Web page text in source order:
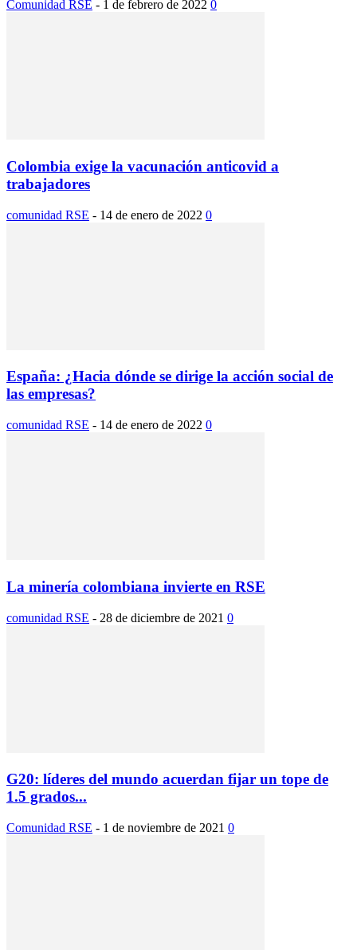
Comunidad RSE - 1 de febrero de 2022 0
Colombia exige la vacunación anticovid a
trabajadores
comunidad RSE - 14 de enero de 2022 0
España: ¿Hacia dónde se dirige la acción social de
las empresas?
comunidad RSE - 14 de enero de 2022 0
La minería colombiana invierte en RSE
comunidad RSE - 28 de diciembre de 2021 0
G20: líderes del mundo acuerdan fijar un tope de
1.5 grados...
Comunidad RSE - 1 de noviembre de 2021 0